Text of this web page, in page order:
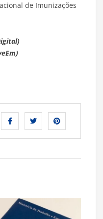
de Imunizações